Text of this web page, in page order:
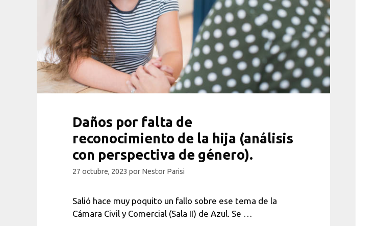
Daños por falta de
reconocimiento de la hija (análisis
con perspectiva de género).
27 octubre, 2023 por Nestor Parisi
Salió hace muy poquito un fallo sobre ese tema de la
Cámara Civil y Comercial (Sala II) de Azul. Se …